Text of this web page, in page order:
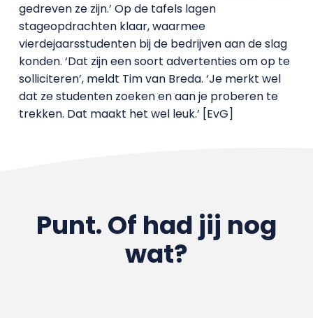
gedreven ze zijn.’ Op de tafels lagen
stageopdrachten klaar, waarmee
vierdejaarsstudenten bij de bedrijven aan de slag
konden. ‘Dat zijn een soort advertenties om op te
solliciteren’, meldt Tim van Breda. ‘Je merkt wel
dat ze studenten zoeken en aan je proberen te
trekken. Dat maakt het wel leuk.’ [EvG]
Punt. Of had jij nog
wat?